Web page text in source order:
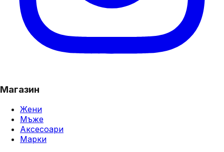
Магазин
Жени
Мъже
Аксесоари
Марки